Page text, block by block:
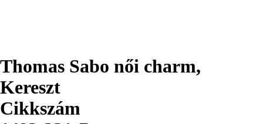
Thomas Sabo női charm,
Kereszt
Cikkszám